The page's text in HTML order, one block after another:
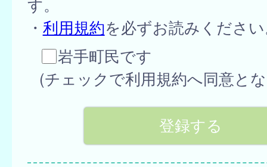
す。
・ 利用規約を必ずお読みくださ
岩手町民です
(チェックで利用規約へ同意と